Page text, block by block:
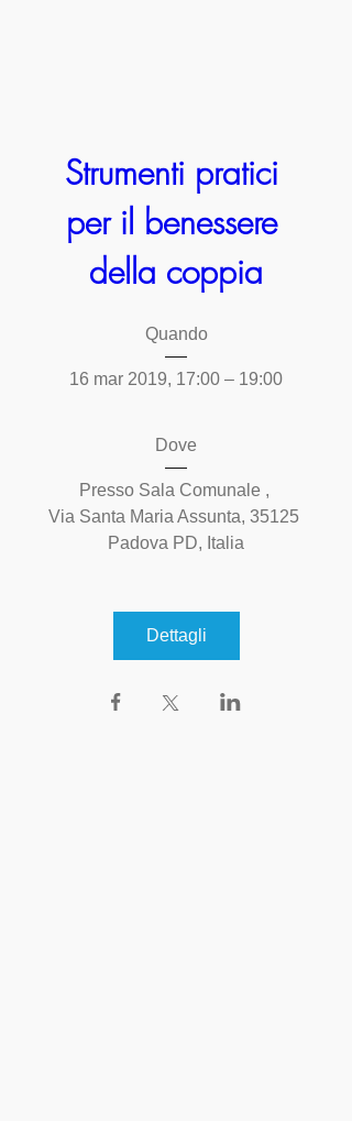
Strumenti pratici
per il benessere
della coppia
Quando
16 mar 2019, 17:00 – 19:00
Dove
Presso Sala Comunale ,
Via Santa Maria Assunta, 35125
Padova PD, Italia
Dettagli